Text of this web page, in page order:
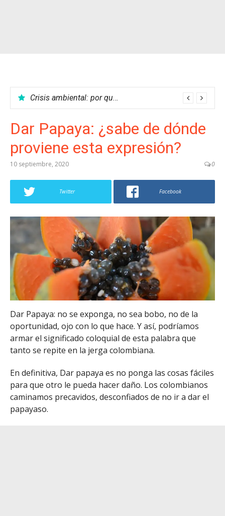
Crisis ambiental: por qué no podemos parar el calentamiento global
Dar Papaya: ¿sabe de dónde
proviene esta expresión?
10 septiembre, 2020 0
Twitter Facebook
Dar Papaya: no se exponga, no sea bobo, no de la
oportunidad, ojo con lo que hace. Y así, podríamos
armar el significado coloquial de esta palabra que
tanto se repite en la jerga colombiana.
En definitiva, Dar papaya es no ponga las cosas fáciles
para que otro le pueda hacer daño. Los colombianos
caminamos precavidos, desconfiados de no ir a dar el
papayaso.